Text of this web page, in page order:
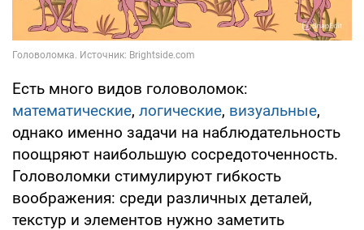
Есть много видов головоломок:
математические, логические, визуальные,
однако именно задачи на наблюдательность
поощряют наибольшую сосредоточенность.
Головоломки стимулируют гибкость
воображения: среди различных деталей,
текстур и элементов нужно заметить